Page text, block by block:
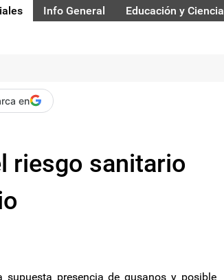
Info General Educación y Ciencia
en
riesgo sanitario
presencia de gusanos y posible